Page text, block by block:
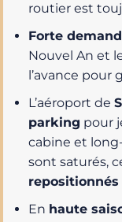
routier est
Forte
Nouvel An et
l’avance pour
L’aéroport de
parking pour
cabine et
sont saturés,
repositionnés
En haute